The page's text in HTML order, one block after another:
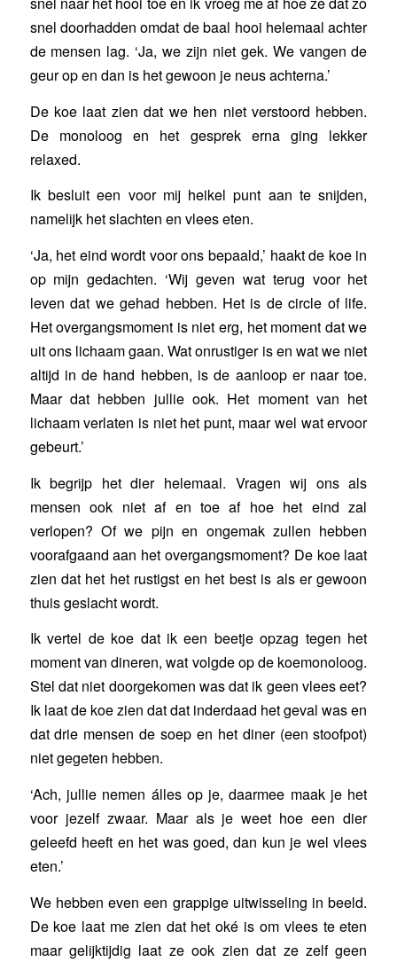
snel doorhadden omdat de baal hooi helemaal achter
de mensen lag. ‘Ja, we zijn niet gek. We vangen de
geur op en dan is het gewoon je neus achterna.’
De koe laat zien dat we hen niet verstoord hebben.
De monoloog en het gesprek erna ging lekker
relaxed.
Ik besluit een voor mij heikel punt aan te snijden,
namelijk het slachten en vlees eten.
‘Ja, het eind wordt voor ons bepaald,’ haakt de koe in
op mijn gedachten. ‘Wij geven wat terug voor het
leven dat we gehad hebben. Het is de circle of life.
Het overgangsmoment is niet erg, het moment dat we
uit ons lichaam gaan. Wat onrustiger is en wat we niet
altijd in de hand hebben, is de aanloop er naar toe.
Maar dat hebben jullie ook. Het moment van het
lichaam verlaten is niet het punt, maar wel wat ervoor
gebeurt.’
Ik begrijp het dier helemaal. Vragen wij ons als
mensen ook niet af en toe af hoe het eind zal
verlopen? Of we pijn en ongemak zullen hebben
voorafgaand aan het overgangsmoment? De koe laat
zien dat het het rustigst en het best is als er gewoon
thuis geslacht wordt.
Ik vertel de koe dat ik een beetje opzag tegen het
moment van dineren, wat volgde op de koemonoloog.
Stel dat niet doorgekomen was dat ik geen vlees eet?
Ik laat de koe zien dat dat inderdaad het geval was en
dat drie mensen de soep en het diner (een stoofpot)
niet gegeten hebben.
‘Ach, jullie nemen álles op je, daarmee maak je het
voor jezelf zwaar. Maar als je weet hoe een dier
geleefd heeft en het was goed, dan kun je wel vlees
eten.’
We hebben even een grappige uitwisseling in beeld.
De koe laat me zien dat het oké is om vlees te eten
maar gelijktijdig laat ze ook zien dat ze zelf geen